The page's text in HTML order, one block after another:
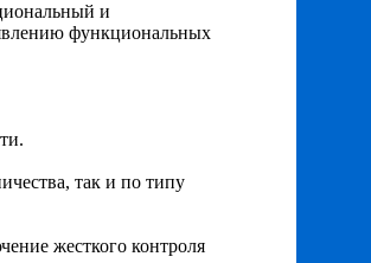
и
функциональных
так и по типу
жесткого контроля